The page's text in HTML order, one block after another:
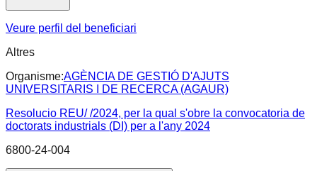
Veure perfil del beneficiari
Altres
Organisme:AGÈNCIA DE GESTIÓ D'AJUTS
UNIVERSITARIS I DE RECERCA (AGAUR)
Resolucio REU/ /2024, per la qual s'obre la convocatoria de
doctorats industrials (DI) per a l'any 2024
6800-24-004